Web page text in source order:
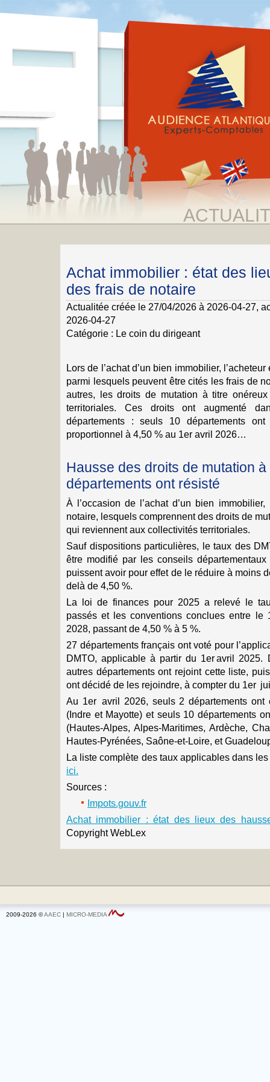
Achat immobilier : état des
des frais de notaire
Actualitée créée le 27/04/2026 à 2026-04-27,
2026-04-27
Catégorie : Le coin du dirigeant
Lors de l’achat d’un bien immobilier,
parmi lesquels peuvent être cités les frais de
autres, les droits de mutation à titre
territoriales. Ces droits ont augmenté
départements : seuls 10 départements
proportionnel à 4,50 % au 1er avril 2026…
Hausse des droits de mutation
départements ont résisté
À l’occasion de l’achat d’un bien
notaire, lesquels comprennent des droits de
qui reviennent aux collectivités territoriales.
Sauf dispositions particulières, le taux des
être modifié par les conseils
puissent avoir pour effet de le réduire à moins
delà de 4,50 %.
La loi de finances pour 2025 a relevé le
passés et les conventions conclues entre le
2028, passant de 4,50 % à 5 %.
27 départements français ont voté pour
DMTO, applicable à partir du 1er avril
autres départements ont rejoint cette liste,
ont décidé de les rejoindre, à compter du 1er
Au 1er avril 2026, seuls 2 départements ont
(Indre et Mayotte) et seuls 10 départements
(Hautes-Alpes, Alpes-Maritimes, Ardèche,
Hautes-Pyrénées, Saône-et-Loire, et
La liste complète des taux applicables dans
ici.
Sources :
Impots.gouv.fr
Achat immobilier : état des lieux des
Copyright WebLex
2009-2026 ©AAEC | MICRO-MEDIA